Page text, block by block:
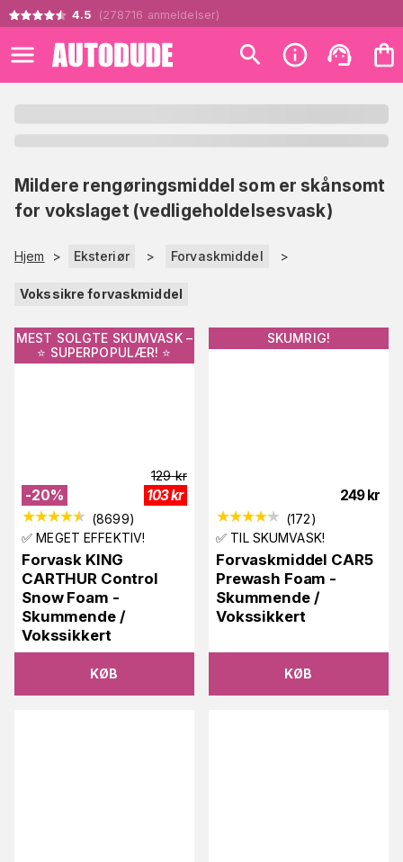
4.5 (278716 anmeldelser)
Mildere rengøringsmiddel som er skånsomt
for vokslaget (vedligeholdelsesvask)
Hjem > Eksteriør > Forvaskmiddel >
Vokssikre forvaskmiddel
MEST SOLGTE SKUMVASK –
⭐️ SUPERPOPULÆR! ⭐️
-20%
129 kr
103kr
(8699)
✅ MEGET EFFEKTIV!
Forvask KING
CARTHUR Control
Snow Foam -
Skummende /
Vokssikkert
KØB
SKUMRIG!
249 kr
(172)
✅ TIL SKUMVASK!
Forvaskmiddel CAR5
Prewash Foam -
Skummende /
Vokssikkert
KØB